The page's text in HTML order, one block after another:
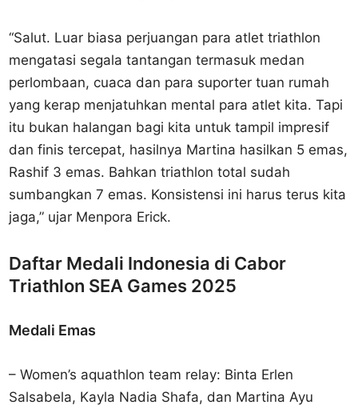
“Salut. Luar biasa perjuangan para atlet triathlon
mengatasi segala tantangan termasuk medan
perlombaan, cuaca dan para suporter tuan rumah
yang kerap menjatuhkan mental para atlet kita. Tapi
itu bukan halangan bagi kita untuk tampil impresif
dan finis tercepat, hasilnya Martina hasilkan 5 emas,
Rashif 3 emas. Bahkan triathlon total sudah
sumbangkan 7 emas. Konsistensi ini harus terus kita
jaga,” ujar Menpora Erick.
Daftar Medali Indonesia di Cabor
Triathlon SEA Games 2025
Medali Emas
– Women’s aquathlon team relay: Binta Erlen
Salsabela, Kayla Nadia Shafa, dan Martina Ayu